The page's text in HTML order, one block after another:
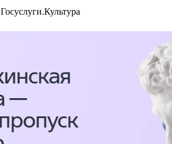
Госуслуги.Культура